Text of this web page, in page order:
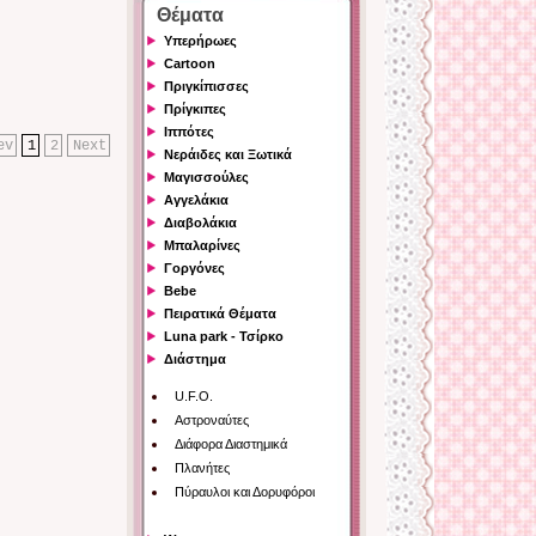
Next
2
1
Θέματα
Υπερήρωες
Cartoon
Πριγκίπισσες
Πρίγκιπες
Ιππότες
Νεράιδες και Ξωτικά
Μαγισσούλες
Αγγελάκια
Διαβολάκια
Μπαλαρίνες
Γοργόνες
Bebe
Πειρατικά Θέματα
Luna park - Τσίρκο
Διάστημα
U.F.O.
Αστροναύτες
Διάφορα Διαστημικά
Πλανήτες
Πύραυλοι και Δορυφόροι